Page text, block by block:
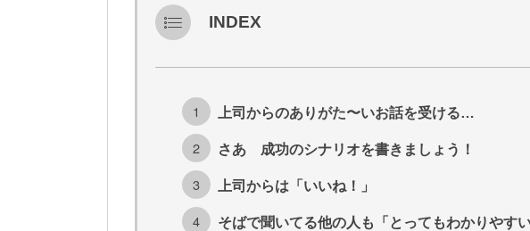
INDEX
上司からのありがた〜いお話を受ける…
さあ 成功のシナリオを書きましょう！
上司からは「いいね！」
そばで聞いてる他の人も「とってもわかりやす